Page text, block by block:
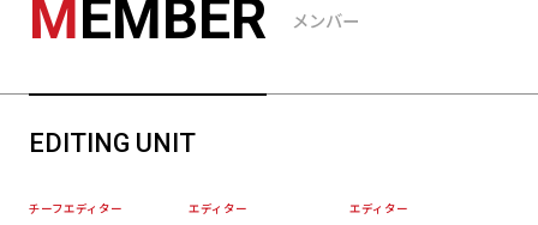
MEMBER メンバー
EDITING UNIT
チーフエディター エディター エディター